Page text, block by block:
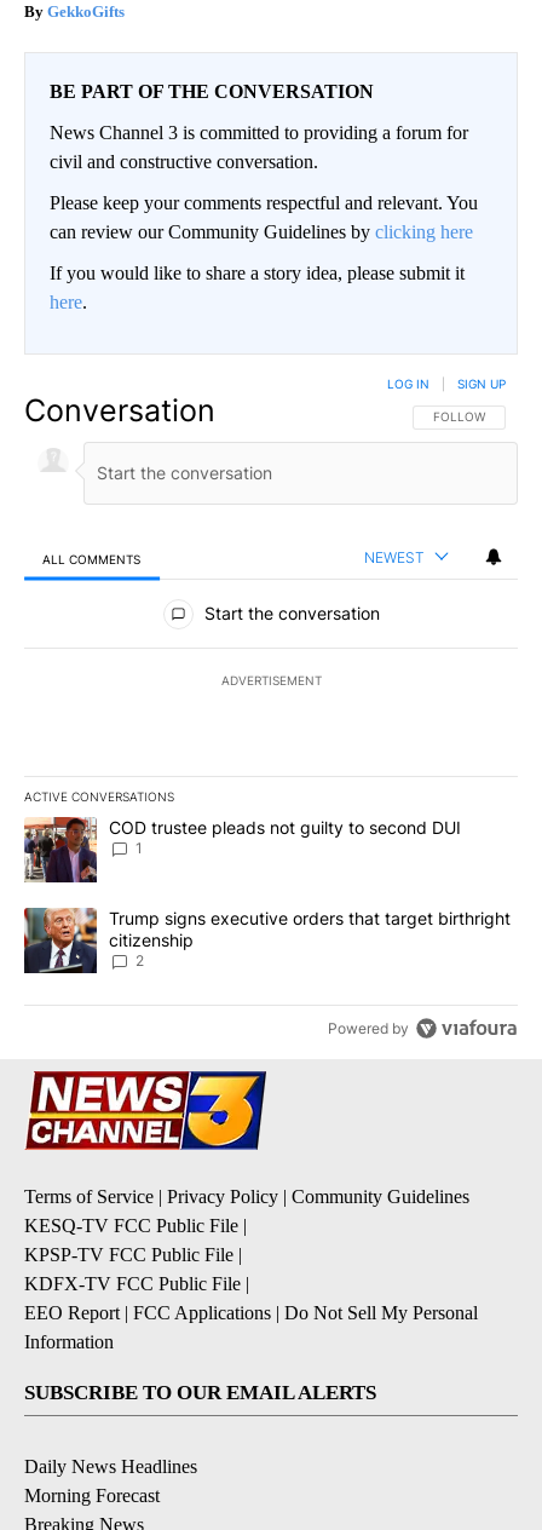
GekkoGifts
BE PART OF THE CONVERSATION
News Channel 3 is committed to providing a forum for
civil and constructive conversation.
Please keep your comments respectful and relevant. You
can review our Community Guidelines by clicking here
If you would like to share a story idea, please submit it
here.
Conversation FOLLOW THIS
FOLLOW
LOG IN SIGN UP
ALL COMMENTS NEWEST
All Comments
Start the conversation
ADVERTISEMENT
ACTIVE CONVERSATIONS
The following is a list of the most commented articles in the last
A trending article titled "COD trustee pleads not guilty to second
COD trustee pleads not guilty to second DUI
1
A trending article titled "Trump signs executive orders that
Trump signs executive orders that target birthright
citizenship
2
Powered by
Terms of Service | Privacy Policy | Community Guidelines
KESQ-TV FCC Public File |
KPSP-TV FCC Public File |
KDFX-TV FCC Public File |
EEO Report | FCC Applications | Do Not Sell My Personal
Information
SUBSCRIBE TO OUR EMAIL ALERTS
Daily News Headlines
Morning Forecast
Breaking News